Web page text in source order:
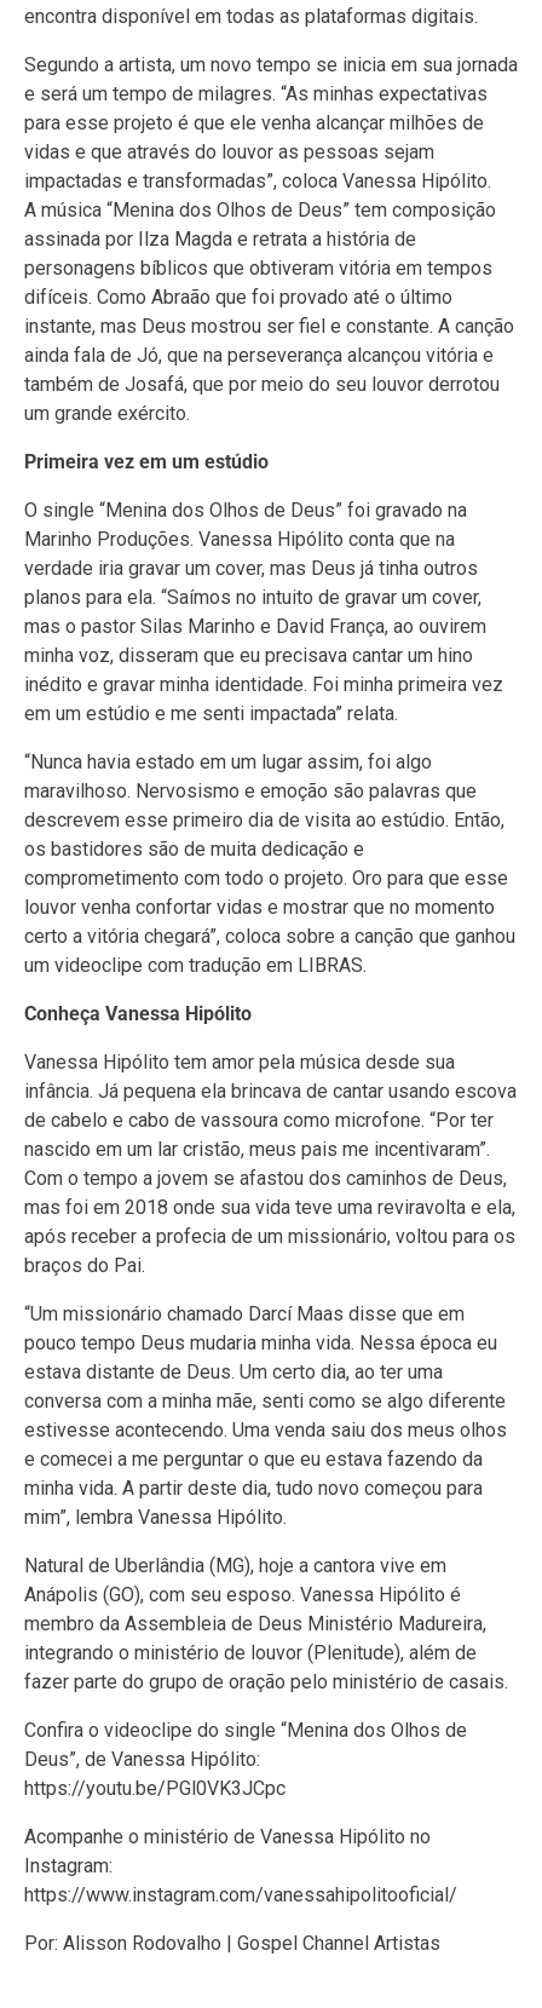
encontra disponível em todas as plataformas digitais.
Segundo a artista, um novo tempo se inicia em sua jornada
e será um tempo de milagres. “As minhas expectativas
para esse projeto é que ele venha alcançar milhões de
vidas e que através do louvor as pessoas sejam
impactadas e transformadas”, coloca Vanessa Hipólito.
A música “Menina dos Olhos de Deus” tem composição
assinada por Ilza Magda e retrata a história de
personagens bíblicos que obtiveram vitória em tempos
difíceis. Como Abraão que foi provado até o último
instante, mas Deus mostrou ser fiel e constante. A canção
ainda fala de Jó, que na perseverança alcançou vitória e
também de Josafá, que por meio do seu louvor derrotou
um grande exército.
Primeira vez em um estúdio
O single “Menina dos Olhos de Deus” foi gravado na
Marinho Produções. Vanessa Hipólito conta que na
verdade iria gravar um cover, mas Deus já tinha outros
planos para ela. “Saímos no intuito de gravar um cover,
mas o pastor Silas Marinho e David França, ao ouvirem
minha voz, disseram que eu precisava cantar um hino
inédito e gravar minha identidade. Foi minha primeira vez
em um estúdio e me senti impactada” relata.
“Nunca havia estado em um lugar assim, foi algo
maravilhoso. Nervosismo e emoção são palavras que
descrevem esse primeiro dia de visita ao estúdio. Então,
os bastidores são de muita dedicação e
comprometimento com todo o projeto. Oro para que esse
louvor venha confortar vidas e mostrar que no momento
certo a vitória chegará”, coloca sobre a canção que ganhou
um videoclipe com tradução em LIBRAS.
Conheça Vanessa Hipólito
Vanessa Hipólito tem amor pela música desde sua
infância. Já pequena ela brincava de cantar usando escova
de cabelo e cabo de vassoura como microfone. “Por ter
nascido em um lar cristão, meus pais me incentivaram”.
Com o tempo a jovem se afastou dos caminhos de Deus,
mas foi em 2018 onde sua vida teve uma reviravolta e ela,
após receber a profecia de um missionário, voltou para os
braços do Pai.
“Um missionário chamado Darcí Maas disse que em
pouco tempo Deus mudaria minha vida. Nessa época eu
estava distante de Deus. Um certo dia, ao ter uma
conversa com a minha mãe, senti como se algo diferente
estivesse acontecendo. Uma venda saiu dos meus olhos
e comecei a me perguntar o que eu estava fazendo da
minha vida. A partir deste dia, tudo novo começou para
mim”, lembra Vanessa Hipólito.
Natural de Uberlândia (MG), hoje a cantora vive em
Anápolis (GO), com seu esposo. Vanessa Hipólito é
membro da Assembleia de Deus Ministério Madureira,
integrando o ministério de louvor (Plenitude), além de
fazer parte do grupo de oração pelo ministério de casais.
Confira o videoclipe do single “Menina dos Olhos de
Deus”, de Vanessa Hipólito:
https://youtu.be/PGl0VK3JCpc
Acompanhe o ministério de Vanessa Hipólito no
Instagram:
https://www.instagram.com/vanessahipolitooficial/
Por: Alisson Rodovalho | Gospel Channel Artistas